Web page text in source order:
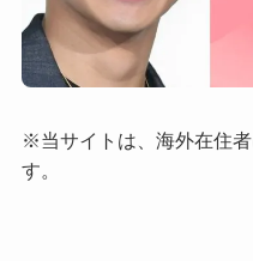
※当サイトは、海外在住
す。